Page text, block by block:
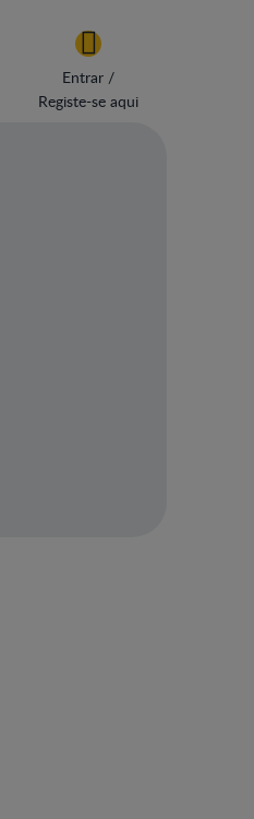
Entrar /
Registe-se aqui